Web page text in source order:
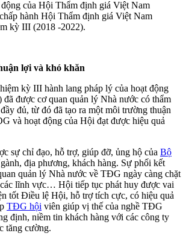
hành Hội Thẩm định giá Việt Nam
kỳ III (2018 -2022).
lợi và khó khăn
kỳ III hành lang pháp lý của hoạt động
được cơ quan quản lý Nhà nước có thẩm
đủ, từ đó đã tạo ra một môi trường thuận
và hoạt động của Hội đạt được hiệu quả
sự chỉ đạo, hỗ trợ, giúp đỡ, ủng hộ của Bộ
địa phương, khách hàng. Sự phối kết
quản lý Nhà nước về TĐG ngày càng chặt
các lĩnh vực… Hội tiếp tục phát huy được vai
tốt Điều lệ Hội, hỗ trợ tích cực, có hiệu quả
TĐG hội viên giúp vị thế của nghề TĐG
định, niềm tin khách hàng với các công ty
tăng cường.